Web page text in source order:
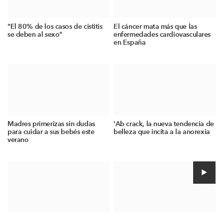
"El 80% de los casos de cistitis
se deben al sexo"
El cáncer mata más que las
enfermedades cardiovasculares
en España
Madres primerizas sin dudas
para cuidar a sus bebés este
verano
'Ab crack, la nueva tendencia de
belleza que incita a la anorexia